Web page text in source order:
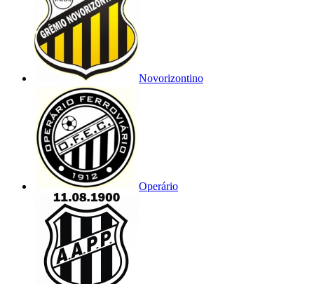
Novorizontino
Operário